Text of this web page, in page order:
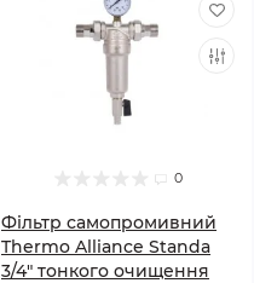
0
Фільтр самопромивний
Thermo Alliance Standa
3/4" тонкого очищення